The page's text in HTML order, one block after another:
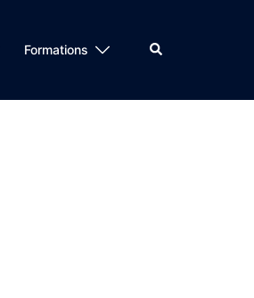
Formations Rechercher